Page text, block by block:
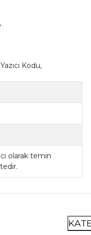
Kodu,
olarak temin